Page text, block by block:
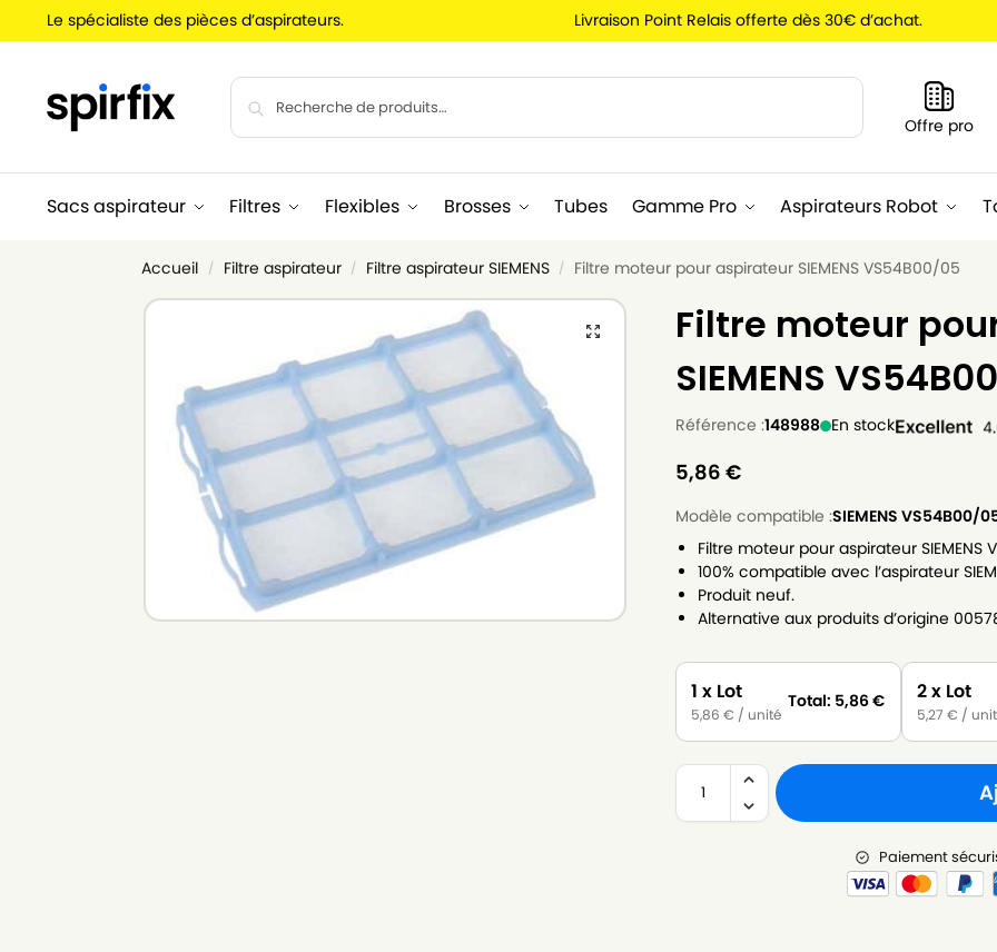
Le spécialiste des pièces d’aspirateurs. Livraison Point Relais offerte dès 30€ d’achat.
Offre pro
Sacs aspirateur Filtres Flexibles Brosses Tubes Gamme Pro Aspirateurs Robot
Accueil / Filtre aspirateur / Filtre aspirateur SIEMENS / Filtre moteur pour aspirateur SIEMENS VS54B00/05
Filtre moteur
SIEMENS
Référence :148988 En stock
5,86 €
Modèle compatible :SIEMENS VS54B00/
Filtre moteur pour aspirateur SIEMENS
100% compatible avec l’aspirateur
Produit neuf.
Alternative aux produits d’origine
1 x Lot
5,86€ / unité
Total: 5,86€ 2 x Lot
5,27€ /
Paiement